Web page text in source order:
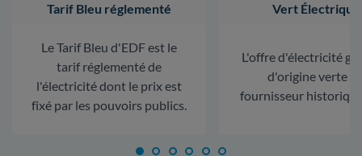
Tarif Bleu réglementé
Le Tarif Bleu d'EDF est le
tarif réglementé de
l'électricité dont le prix est
fixé par les pouvoirs publics.
Vert Électrique
L'offre d'électricité
d'origine verte
fournisseur